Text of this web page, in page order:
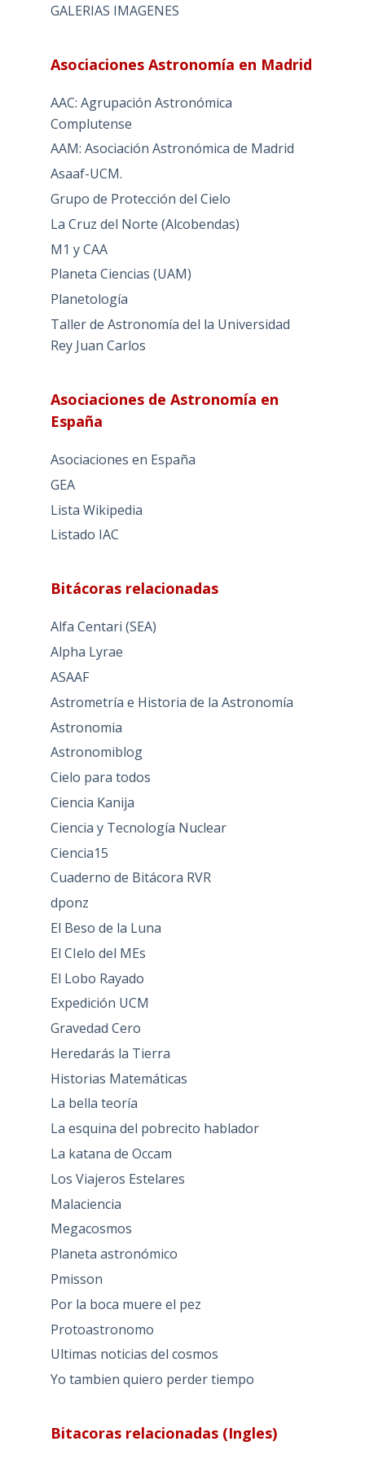
GALERIAS IMAGENES
Asociaciones Astronomía en Madrid
AAC: Agrupación Astronómica
Complutense
AAM: Asociación Astronómica de Madrid
Asaaf-UCM.
Grupo de Protección del Cielo
La Cruz del Norte (Alcobendas)
M1 y CAA
Planeta Ciencias (UAM)
Planetología
Taller de Astronomía del la Universidad
Rey Juan Carlos
Asociaciones de Astronomía en
España
Asociaciones en España
GEA
Lista Wikipedia
Listado IAC
Bitácoras relacionadas
Alfa Centari (SEA)
Alpha Lyrae
ASAAF
Astrometría e Historia de la Astronomía
Astronomia
Astronomiblog
Cielo para todos
Ciencia Kanija
Ciencia y Tecnología Nuclear
Ciencia15
Cuaderno de Bitácora RVR
dponz
El Beso de la Luna
El CIelo del MEs
El Lobo Rayado
Expedición UCM
Gravedad Cero
Heredarás la Tierra
Historias Matemáticas
La bella teoría
La esquina del pobrecito hablador
La katana de Occam
Los Viajeros Estelares
Malaciencia
Megacosmos
Planeta astronómico
Pmisson
Por la boca muere el pez
Protoastronomo
Ultimas noticias del cosmos
Yo tambien quiero perder tiempo
Bitacoras relacionadas (Ingles)